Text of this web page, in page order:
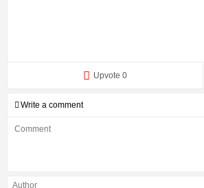
Upvote 0
Write a comment